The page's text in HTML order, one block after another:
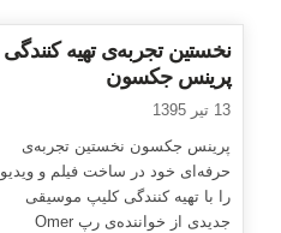
نخستین تجربه‌ی تهیه کنندگی
پرینس جکسون
13 تیر 1395
پرینس جکسون نخستین تجربه‌ی
حرفه‌ای خود در ساخت فیلم و ویدیو
را با تهیه کنندگی کلیپ موسیقی
جدیدی از خواننده‌ی رپ Omer